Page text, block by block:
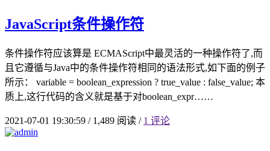
JavaScript条件操作符
条件操作符应该算是 ECMAScript中最灵活的一种操作符了,而
且它遵循与Java中的条件操作符相同的语法形式,如下面的例子
所示： variable = boolean_expression ? true_value : false_value; 本
质上,这行代码的含义就是基于对boolean_expr……
2021-07-01 19:30:59 /1,489 阅读 / 1 评论